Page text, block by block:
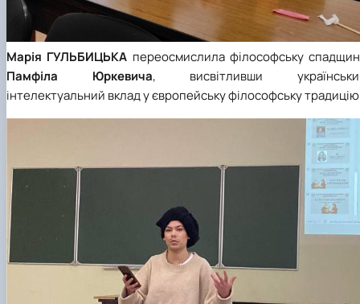
Марія ГУЛЬБИЦЬКА переосмислила філософську
Памфіла Юркевича, висвітливши
інтелектуальний вклад у європейську філософську